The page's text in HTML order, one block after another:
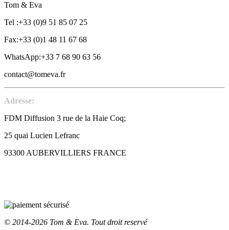
Tom & Eva
Tel :+33 (0)9 51 85 07 25
Fax:+33 (0)1 48 11 67 68
WhatsApp:+33 7 68 90 63 56
contact@tomeva.fr
Adresse:
FDM Diffusion 3 rue de la Haie Coq;
25 quai Lucien Lefranc
93300 AUBERVILLIERS FRANCE
© 2014-2026 Tom & Eva. Tout droit reservé